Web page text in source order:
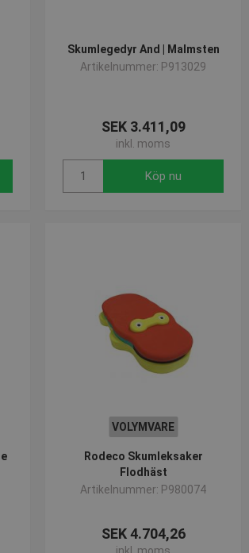
Skumlegedyr And | Malmsten
Artikelnummer: P913029
SEK 3.411,09
inkl. moms
Köp nu
VOLYMVARE
Rodeco Skumleksaker
Flodhäst
Artikelnummer: P980074
SEK 4.704,26